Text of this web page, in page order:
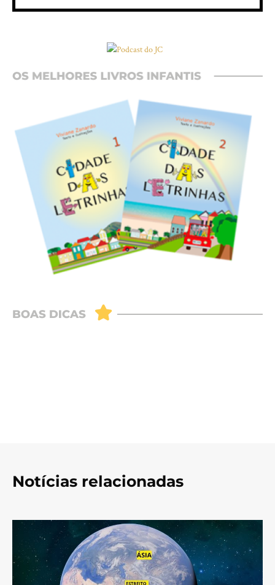
Notícias relacionadas